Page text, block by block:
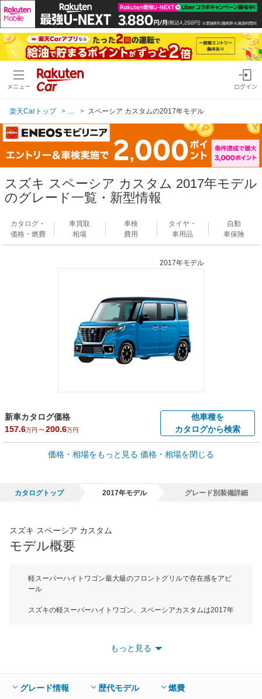
メニュー ログイン
楽天Carトップ スペーシア カスタムの2017年モデル
スズキ スペーシア カスタム 2017年モデル
のグレード一覧・新型情報
カタログ・
価格・燃費
車買取
相場
車検
費用
タイヤ・
車用品
自動
車保険
2017年モデル
新車カタログ価格
157.6万円 ～200.6万円
他車種を
カタログから検索
車買取価格 *
車買取相場
*当該価格は車種別の価格となります。
価格・相場をもっと見る 価格・相場を閉じる
カタログトップ 2017年モデル グレード別装備詳細
スズキ スペーシア カスタム
モデル概要
軽スーパーハイトワゴン最大級のフロントグリルで存在感をアピ
ール
スズキの軽スーパーハイトワゴン、スペーシアカスタムは2017年
るモデルへと進化させている。ボディの骨格には新開発のプラッ
なっている。モデル体系は標準モデルのスペーシアと、メッキパ
ーツを使用した大きなフロントグリルによって押し出し感を強め
もっと見る
グレード情報 歴代モデル 燃費